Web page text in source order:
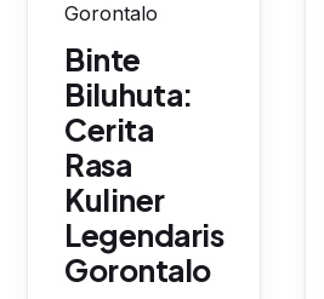
Gorontalo
Binte
Biluhuta:
Cerita
Rasa
Kuliner
Legendaris
Gorontalo